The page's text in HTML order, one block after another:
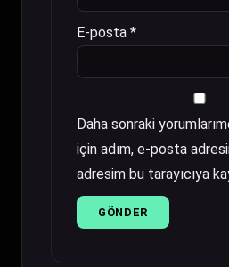
E-posta *
Daha sonraki
için adım, e-posta
adresim bu tarayıcıya